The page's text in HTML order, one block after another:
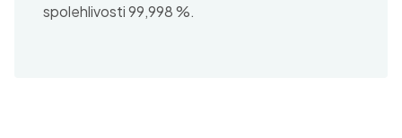
spolehlivosti 99,998 %.